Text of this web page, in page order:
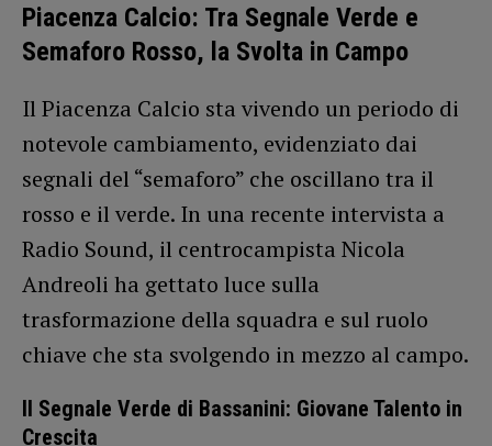
Piacenza Calcio: Tra Segnale Verde e
Semaforo Rosso, la Svolta in Campo
Il Piacenza Calcio sta vivendo un periodo di
notevole cambiamento, evidenziato dai
segnali del “semaforo” che oscillano tra il
rosso e il verde. In una recente intervista a
Radio Sound, il centrocampista Nicola
Andreoli ha gettato luce sulla
trasformazione della squadra e sul ruolo
chiave che sta svolgendo in mezzo al campo.
Il Segnale Verde di Bassanini: Giovane Talento in
Crescita